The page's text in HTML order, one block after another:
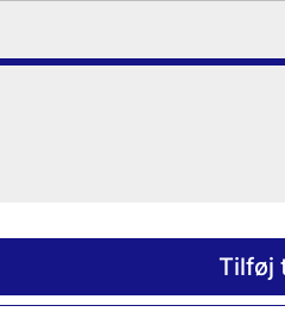
Tilføj